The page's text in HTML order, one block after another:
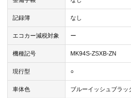
記録簿 なし
エコカー減税対象 ー
機種記号 MK94S-ZSXB-ZN
現行型 ○
車体色 ブルーイッシュブラッ